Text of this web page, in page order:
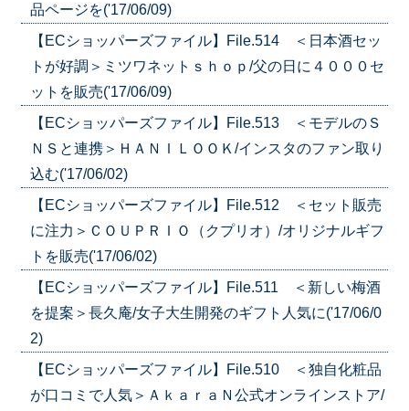
品ページを('17/06/09)
【ECショッパーズファイル】File.514 ＜日本酒セッ
トが好調＞ミツワネットｓｈｏｐ/父の日に４０００セ
ットを販売('17/06/09)
【ECショッパーズファイル】File.513 ＜モデルのＳ
ＮＳと連携＞ＨＡＮＩＬＯＯＫ/インスタのファン取り
込む('17/06/02)
【ECショッパーズファイル】File.512 ＜セット販売
に注力＞ＣＯＵＰＲＩＯ（クプリオ）/オリジナルギフ
トを販売('17/06/02)
【ECショッパーズファイル】File.511 ＜新しい梅酒
を提案＞長久庵/女子大生開発のギフト人気に('17/06/0
2)
【ECショッパーズファイル】File.510 ＜独自化粧品
が口コミで人気＞ＡｋａｒａＮ公式オンラインストア/